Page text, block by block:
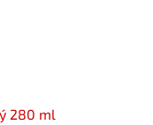
280 ml